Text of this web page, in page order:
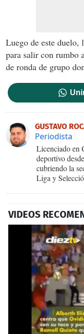
Luego de este duelo,
para salir con rumbo
de ronda de grupo
GUSTAVO
Periodista
Licenciado en
deportivo
cubriendo la
Liga y
VIDEOS